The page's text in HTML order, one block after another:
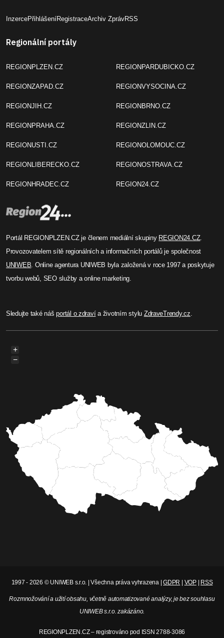
InzercePřihlášeníRegistraceArchiv ZprávRSS
Regionální portály
REGIONPLZEN.CZ
REGIONZAPAD.CZ
REGIONJIH.CZ
REGIONPRAHA.CZ
REGIONUSTI.CZ
REGIONLIBERECKO.CZ
REGIONHRADEC.CZ
REGIONPARDUBICKO.CZ
REGIONVYSOCINA.CZ
REGIONBRNO.CZ
REGIONZLIN.CZ
REGIONOLOMOUC.CZ
REGIONOSTRAVA.CZ
REGION24.CZ
Portál REGIONPLZEN.CZ je členem mediální skupiny REGION24.CZ.
Provozovatelem sítě regionálních a informačních portálů je společnost
UNIWEB. Online agentura UNIWEB byla založená v roce 1997 a poskytuje
tvorbu webů, SEO služby a online marketing.
Sledujte také nášportál o zdravía životním stylu ZdraveTrendy.cz.
+
−
1997 - 2026 © UNIWEB s.r.o. | Všechna práva vyhrazena |GDPR VOP| RSS
Rozmnožování a užití obsahu, včetně automatizované analýzy, je bez souhlasu
UNIWEB s.r.o. zakázáno.
REGIONPLZEN.CZ – registrováno pod ISSN 2788-3086